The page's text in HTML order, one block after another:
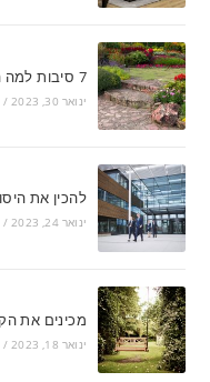
7 סיבות למה הבית שלך חייב גינה!
ינואר 30, 2023 /
להכין את
ינואר 24, 2023 /
מכינים את הקרקע: 7 טיפים ליצירת
ינואר 18, 2023 /